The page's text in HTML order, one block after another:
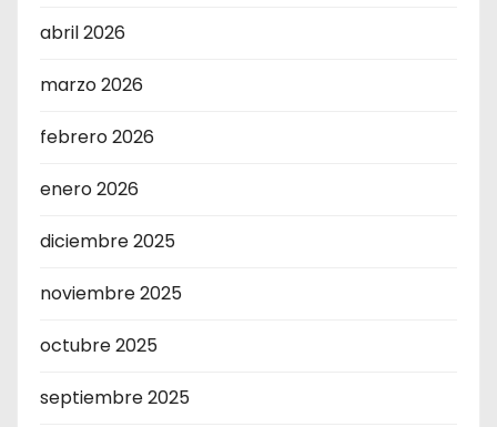
abril 2026
marzo 2026
febrero 2026
enero 2026
diciembre 2025
noviembre 2025
octubre 2025
septiembre 2025